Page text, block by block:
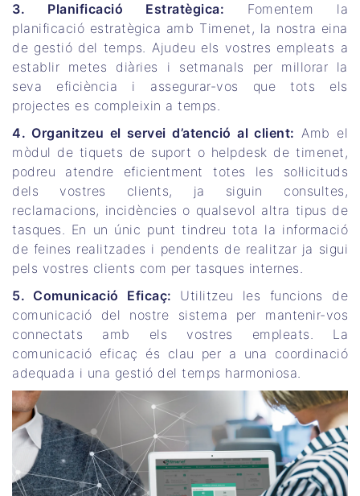
3. Planificació Estratègica: Fomentem la
planificació estratègica amb Timenet, la nostra eina
de gestió del temps. Ajudeu els vostres empleats a
establir metes diàries i setmanals per millorar la
seva eficiència i assegurar-vos que tots els
projectes es compleixin a temps.
4. Organitzeu el servei d’atenció al client: Amb el
mòdul de tiquets de suport o helpdesk de timenet,
podreu atendre eficientment totes les sol·licituds
dels vostres clients, ja siguin consultes,
reclamacions, incidències o qualsevol altra tipus de
tasques. En un únic punt tindreu tota la informació
de feines realitzades i pendents de realitzar ja sigui
pels vostres clients com per tasques internes.
5. Comunicació Eficaç: Utilitzeu les funcions de
comunicació del nostre sistema per mantenir-vos
connectats amb els vostres empleats. La
comunicació eficaç és clau per a una coordinació
adequada i una gestió del temps harmoniosa.